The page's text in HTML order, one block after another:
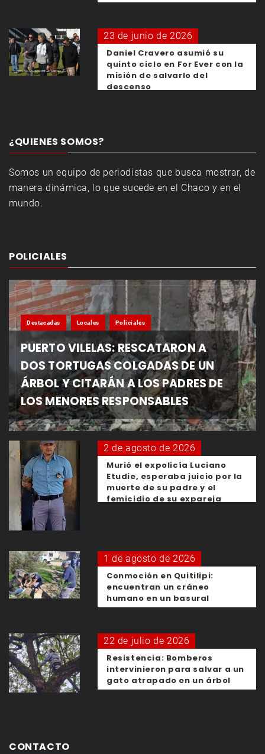
23 de junio de 2026
Daniel Cravero asumió su
quinto ciclo en For Ever con la
misión de salvarlo del
descenso
¿QUIENES SOMOS?
Somos un equipo de periodistas que busca mostrar, de
manera dinámica, lo que sucede en el Chaco y en el
mundo.
POLICIALES
Destacadas Locales Policiales
PUERTO VILELAS: RESCATARON A
DOS TORTUGAS COLGADAS DE UN
ÁRBOL Y CITARÁN A LOS PADRES DE
LOS MENORES RESPONSABLES
2 de agosto de 2026
Murió el expolicía Luciano
Etudie, esperaba juicio por la
muerte de su padre y el
femicidio de su expareja
1 de agosto de 2026
Conmoción en Quitilipi:
encuentran un cráneo
humano en un basural
22 de julio de 2026
Resistencia: Bomberos
intervinieron para salvar a un
gato atrapado en un árbol
CONTACTO